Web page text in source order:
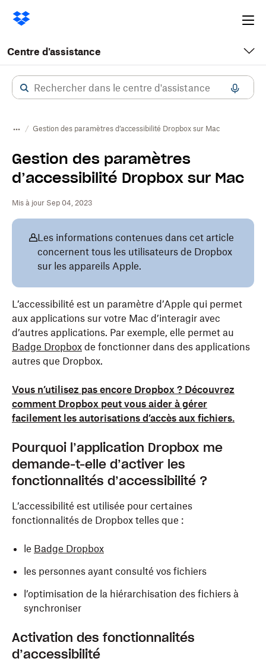
Centre d'assistance
Gestion des paramètres d’accessibilité Dropbox sur Mac
Gestion des paramètres
d’accessibilité Dropbox sur Mac
Mis à jour Sep 04, 2023
Les informations contenues dans cet article
concernent tous les utilisateurs de Dropbox
sur les appareils Apple.
L’accessibilité est un paramètre d’Apple qui permet
aux applications sur votre Mac d’interagir avec
d’autres applications. Par exemple, elle permet au
Badge Dropbox de fonctionner dans des applications
autres que Dropbox.
Vous n’utilisez pas encore Dropbox ? Découvrez
comment Dropbox peut vous aider à gérer
facilement les autorisations d’accès aux fichiers.
Pourquoi l’application Dropbox me
demande-t-elle d’activer les
fonctionnalités d’accessibilité ?
L’accessibilité est utilisée pour certaines
fonctionnalités de Dropbox telles que :
le Badge Dropbox
les personnes ayant consulté vos fichiers
l’optimisation de la hiérarchisation des fichiers à
synchroniser
Activation des fonctionnalités
d’accessibilité